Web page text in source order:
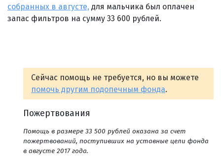
собранных в августе, для мальчика был оплачен
запас фильтров на сумму 33 600 рублей.
Сейчас помощь не требуется, но вы можете
помочь другим подопечным фонда.
Пожертвования
Помощь в размере 33 500 рублей оказана за счет
пожертвований, поступивших на уставные цели фонда
в августе 2017 года.